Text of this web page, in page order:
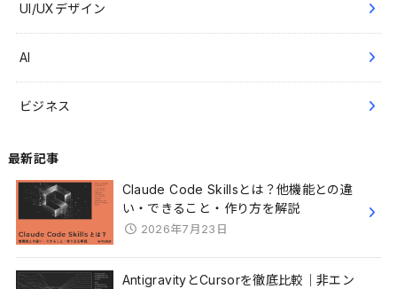
UI/UXデザイン
AI
ビジネス
最新記事
Claude Code Skillsとは？他機能との違
い・できること・作り方を解説
2026年7月23日
AntigravityとCursorを徹底比較｜非エン